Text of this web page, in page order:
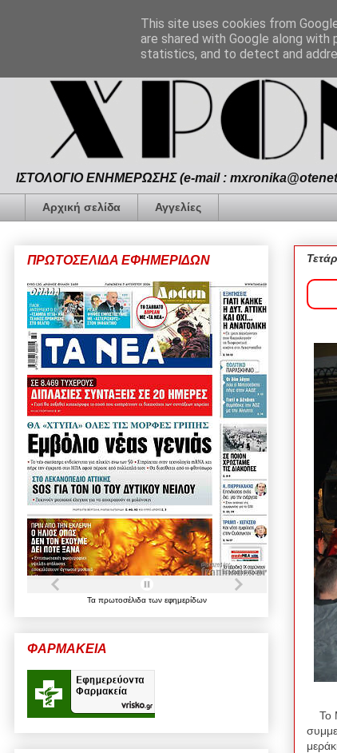
ΙΣΤΟΛΟΓΙΟ ΕΝΗΜΕΡΩΣΗΣ (e-mail :
Αρχική σελίδα Αγγελίες
Το
ΠΡΩΤΟΣΕΛΙΔΑ ΕΦΗΜΕΡΙΔΩΝ
Τα πρωτοσέλιδα των εφημερίδων
ΦΑΡΜΑΚΕΙΑ
This site uses cookies from
are shared with Google along
statistics, and to detect and